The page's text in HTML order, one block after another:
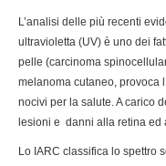
L’analisi delle più recenti
ultravioletta (UV) è uno dei
pelle (carcinoma
melanoma cutaneo, provoca
nocivi per la salute. A carico
lesioni e danni alla retina ed
Lo IARC classifica lo spettro